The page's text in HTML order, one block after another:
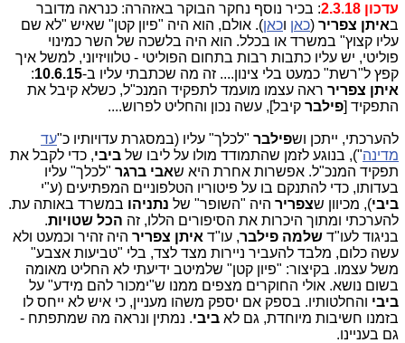
עדכון 2.3.18
: בכיר נוסף נחקר הבוקר באזהרה: כנראה מדובר
באיתן צפריר (כאן וכאן). אולם, הוא היה "פיון קטן" שאיש "לא שם
עליו קצוץ" במשרד או בכלל. הוא היה בלשכה של השר כמינוי
פוליטי, יש עליו כתבות רבות בתחום הפוליטי - טלוויזיוני, למשל איך
קפץ ל"רשת" כמעט בלי צינון.... זה מה שכתבתי עליו ב-10.6.15
:
איתן צפריר ראה עצמו מועמד לתפקיד המנכ"ל, כשלא קיבל את
התפקיד [פילבר קיבל], עשה נכון והחליט לפרוש....
להערכתי, ייתכן ושפילבר "לכלך" עליו (במסגרת עדויותיו כ"עד
מדינה"), בנוגע לזמן שהתמודד מולו על ליבו של ביבי, כדי לקבל את
תפקיד המנכ"ל. אפשרות אחרת היא שאבי ברגר "לכלך" עליו
בעדותו, כדי להתנקם בו על פיטוריו הטלפוניים המפתיעים (ע"י
ביבי), מכיוון שצפריר היה "השופר" של נתניהו במשרד באותה עת.
להערכתי ומתוך היכרות את הסיפורים הללו, זה הכל שטויות.
בניגוד לעו"ד שלמה פילבר, עו"ד איתן צפריר היה זהיר וכמעט ולא
עשה כלום, מלבד להעביר ניירות מצד לצד, בלי "טביעות אצבע"
משל עצמו. בקיצור: "פיון קטן" שלמיטב ידיעתי לא החליט מאומה
בשום נושא. אולי החוקרים מצפים ממנו ש"ימכור להם מידע" על
ביבי והחלטותיו. בספק אם יספק משהו מעניין, כי איש לא ייחס לו
בזמנו חשיבות מיוחדת, גם לא ביבי. נמתין ונראה מה שמתפתח -
גם בעניינו.